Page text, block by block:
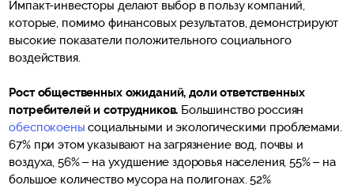
Импакт-инвесторы делают выбор в пользу компаний,
которые, помимо финансовых результатов, демонстрируют
высокие показатели положительного социального
воздействия.
Рост общественных ожиданий, доли ответственных
потребителей и сотрудников. Большинство россиян
обеспокоенысоциальными и экологическими проблемами.
67% при этом указывают на загрязнение вод, почвы и
воздуха, 56% – на ухудшение здоровья населения, 55% – на
большое количество мусора на полигонах. 52%